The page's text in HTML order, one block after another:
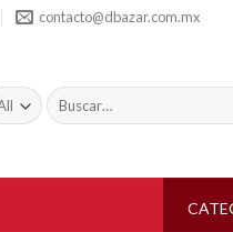
contacto@dbazar.com.mx
Buscar
por: